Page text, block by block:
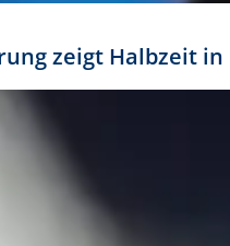
zeigt Halbzeit